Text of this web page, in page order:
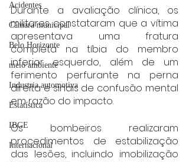
Acidentes
Câmara municipal
Belo Horizonte
meio ambiente
Industria automotiva
Estatística
IBGE
Internacional
Durante a avaliação clínica, os
militares constataram que a vítima
apresentava uma fratura
completa na tíbia do membro
inferior esquerdo, além de um
ferimento perfurante na perna
direita e sinais de confusão mental
em razão do impacto.
Os bombeiros realizaram
procedimentos de estabilização
das lesões, incluindo imobilização